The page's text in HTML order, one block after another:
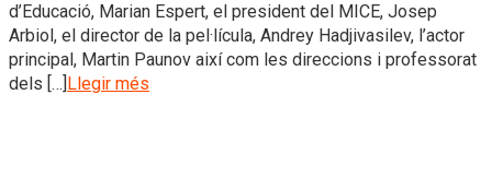
d’Educació, Marian Espert, el president del MICE, Josep
Arbiol, el director de la pel·lícula, Andrey Hadjivasilev, l’actor
principal, Martin Paunov així com les direccions i professorat
dels […] Llegir més